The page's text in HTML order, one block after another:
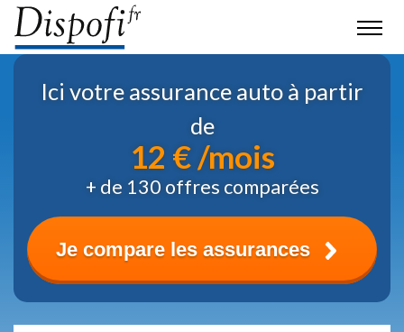
Ici votre assurance auto à partir
de
12 € /mois
+ de 130 offres comparées
Je compare les assurances